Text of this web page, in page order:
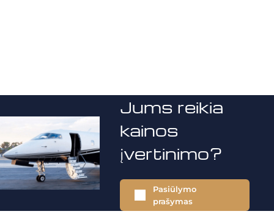
Jums reikia
kainos
įvertinimo?
Pasiūlymo
prašymas